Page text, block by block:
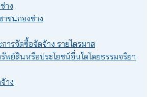
าง
ชนกองช่าง
ารจัดซื้อจัดจ้าง รายไตรมาส
พย์สินหรือประโยชน์อื่นใดโดยธรรมจริยา
าง